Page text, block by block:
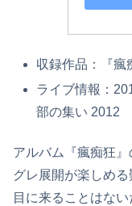
収録作品：『瘋
ライブ情報：
部の集い 2012
アルバム『瘋痴狂
グレ展開が楽しめ
目に来ることはな